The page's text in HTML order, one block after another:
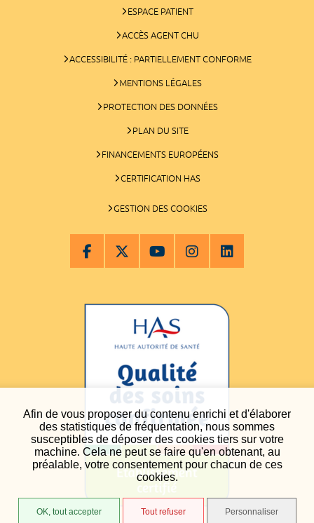
Afin de vous proposer du contenu enrichi et d'élaborer
des statistiques de fréquentation, nous sommes
susceptibles de déposer des cookies tiers sur votre
machine. Cela ne peut se faire qu'en obtenant, au
préalable, votre consentement pour chacun de ces
cookies.
OK, tout accepter Tout refuser Personnaliser
ESPACE PATIENT
ACCÈS AGENT CHU
ACCESSIBILITÉ : PARTIELLEMENT CONFORME
MENTIONS LÉGALES
PROTECTION DES DONNÉES
PLAN DU SITE
FINANCEMENTS EUROPÉENS
CERTIFICATION HAS
GESTION DES COOKIES